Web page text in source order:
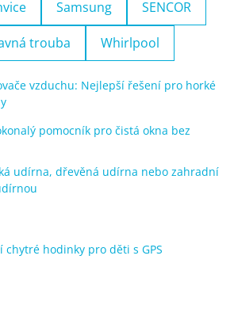
Samsung SENCOR
trouba Whirlpool
vzduchu: Nejlepší řešení pro horké
pomocník pro čistá okna bez
udírna, dřevěná udírna nebo zahradní
chytré hodinky pro děti s GPS